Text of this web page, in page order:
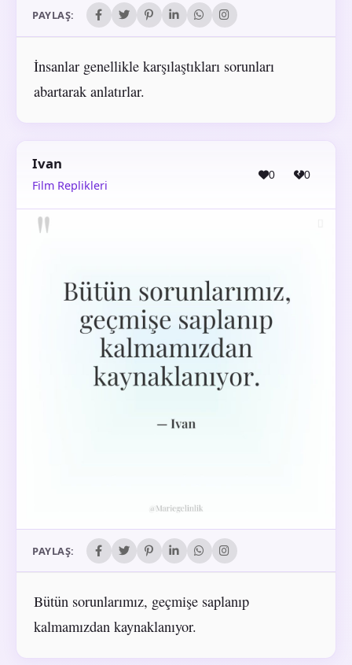
PAYLAŞ:
İnsanlar genellikle karşılaştıkları sorunları
abartarak anlatırlar.
Ivan
Film Replikleri
0 0
PAYLAŞ:
Bütün sorunlarımız, geçmişe saplanıp
kalmamızdan kaynaklanıyor.